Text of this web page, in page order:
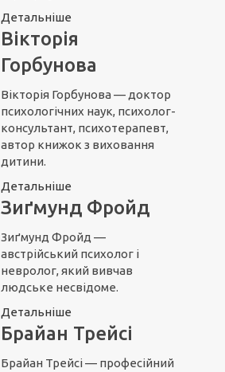
Детальніше
Вікторія
Горбунова
Вікторія Горбунова — доктор
психологічних наук, психолог-
консультант, психотерапевт,
автор книжок з виховання
дитини.
Детальніше
Зиґмунд Фройд
Зиґмунд Фройд —
австрійський психолог і
невролог, який вивчав
людське несвідоме.
Детальніше
Брайан Трейсі
Брайан Трейсі — професійний